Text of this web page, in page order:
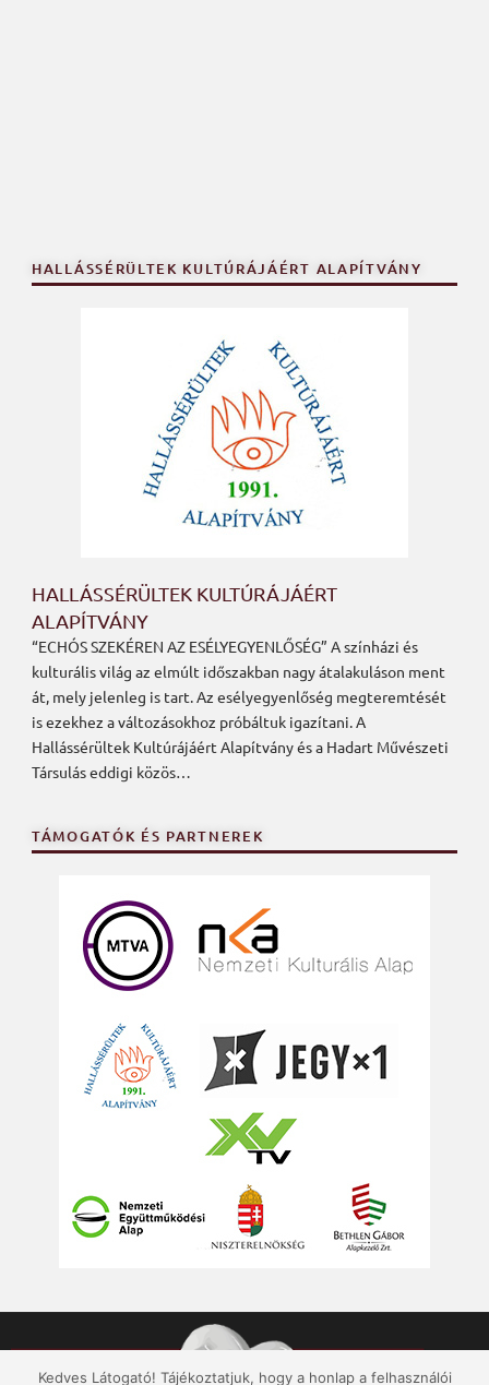
HALLÁSSÉRÜLTEK KULTÚRÁJÁÉRT ALAPÍTVÁNY
HALLÁSSÉRÜLTEK KULTÚRÁJÁÉRT
ALAPÍTVÁNY
“ECHÓS SZEKÉREN AZ ESÉLYEGYENLŐSÉG” A színházi és
kulturális világ az elmúlt időszakban nagy átalakuláson ment
át, mely jelenleg is tart. Az esélyegyenlőség megteremtését
is ezekhez a változásokhoz próbáltuk igazítani. A
Hallássérültek Kultúrájáért Alapítvány és a Hadart Művészeti
Társulás eddigi közös…
TÁMOGATÓK ÉS PARTNEREK
Kedves Látogató! Tájékoztatjuk, hogy a honlap a felhasználói